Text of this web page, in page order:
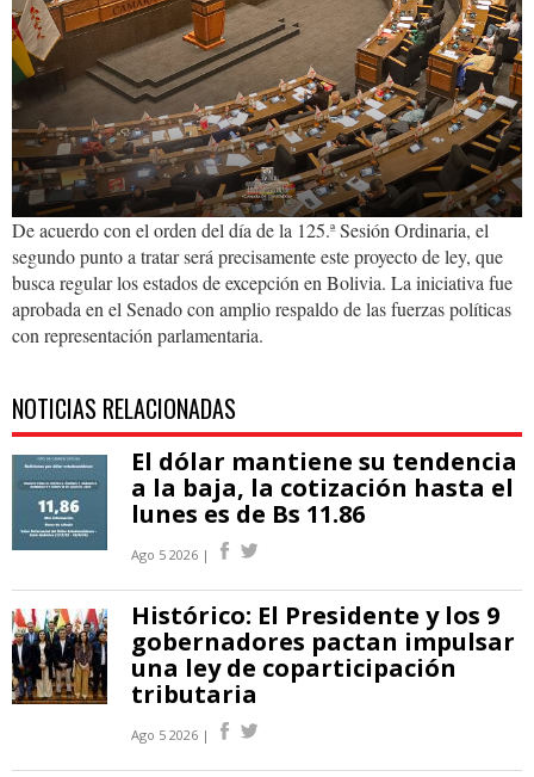
De acuerdo con el orden del día de la 125.ª Sesión Ordinaria, el
segundo punto a tratar será precisamente este proyecto de ley, que
busca regular los estados de excepción en Bolivia. La iniciativa fue
aprobada en el Senado con amplio respaldo de las fuerzas políticas
con representación parlamentaria.
NOTICIAS RELACIONADAS
El dólar mantiene su tendencia
a la baja, la cotización hasta el
lunes es de Bs 11.86
Ago 5 2026 |
Histórico: El Presidente y los 9
gobernadores pactan impulsar
una ley de coparticipación
tributaria
Ago 5 2026 |